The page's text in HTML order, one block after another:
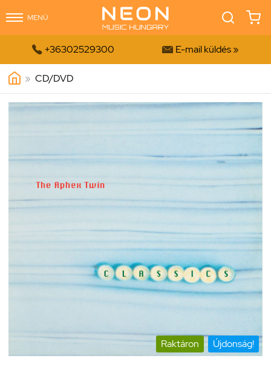
MENÜ
 +36302529300  E-mail küldés »
» CD/DVD
Raktáron Újdonság!